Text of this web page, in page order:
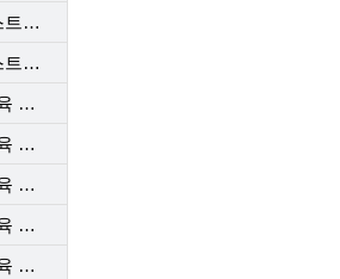
[모의 직무평가 테스트 202204_SKT]
[모의 직무평가 테스트202204_KT]
[이용자보호업무교육 사후관리 직무평가 202204_SKT]
[이용자보호업무교육 사후관리 직무평가 202204_KT]
[이용자보호업무교육 사후관리 직무평가 202202_SKT]
[이용자보호업무교육 사후관리 직무평가 202202_KT]
[이용자보호업무교육 사후관리 직무평가 202112_SKT]